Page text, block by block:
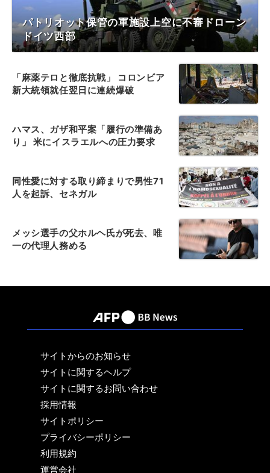
パトリオット保管の軍施設上空に不審ドローン
ドイツ西部
「麻薬テロと徹底抗戦」 コロンビア
新大統領就任翌日に連続爆破
ハマス、ガザ和平案「履行の準備あ
り」 米にイスラエルへの圧力要求
同性愛に対する取り締まりで男性71
人を起訴、セネガル
メッシ選手の父ホルヘ氏が死去、唯
一の代理人務める
サイトからのお知らせ
サイトに関するヘルプ
サイトに関するお問い合わせ
採用情報
サイトポリシー
プライバシーポリシー
利用規約
運営会社